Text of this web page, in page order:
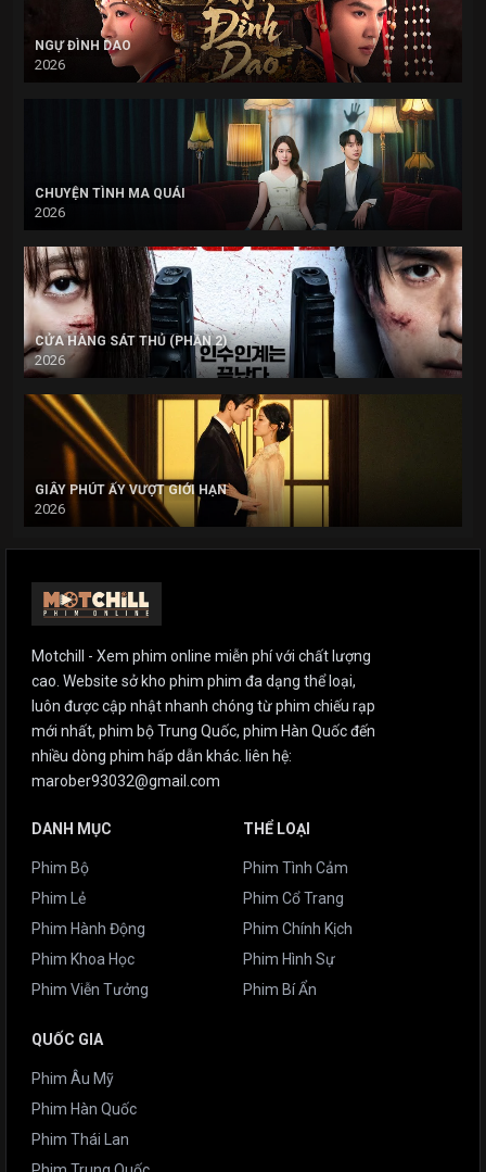
NGỰ ĐÌNH DAO
2026
CHUYỆN TÌNH MA QUÁI
2026
CỬA HÀNG SÁT THỦ (PHẦN 2)
2026
GIÂY PHÚT ẤY VƯỢT GIỚI HẠN
2026
Motchill - Xem phim online miễn phí với chất lượng
cao. Website sở kho phim phim đa dạng thể loại,
luôn được cập nhật nhanh chóng từ phim chiếu rạp
mới nhất, phim bộ Trung Quốc, phim Hàn Quốc đến
nhiều dòng phim hấp dẫn khác. liên hệ:
marober93032@gmail.com
DANH MỤC
Phim Bộ
Phim Lẻ
Phim Hành Động
Phim Khoa Học
Phim Viễn Tưởng
THỂ LOẠI
Phim Tình Cảm
Phim Cổ Trang
Phim Chính Kịch
Phim Hình Sự
Phim Bí Ẩn
QUỐC GIA
Phim Âu Mỹ
Phim Hàn Quốc
Phim Thái Lan